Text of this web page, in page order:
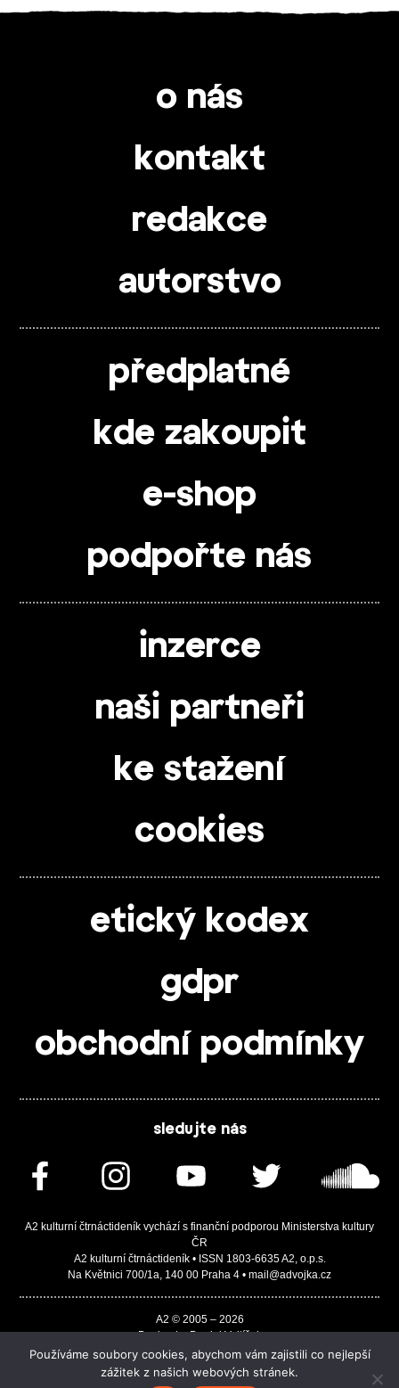
o nás
kontakt
redakce
autorstvo
předplatné
kde zakoupit
e-shop
podpořte nás
inzerce
naši partneři
ke stažení
cookies
etický kodex
gdpr
obchodní podmínky
sledujte nás
A2 kulturní čtrnáctideník vychází s finanční podporou Ministerstva kultury
ČR
A2 kulturní čtrnáctideník • ISSN 1803-6635 A2, o.p.s.
Na Květnici 700/1a, 140 00 Praha 4 • mail@advojka.cz
A2 © 2005 – 2026
Design by Daniel Vojtíšek
Built by JASA-IT & ChSoft
Používáme soubory cookies, abychom vám zajistili co nejlepší
zážitek z našich webových stránek.